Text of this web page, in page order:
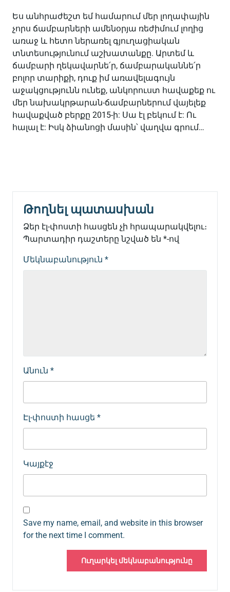
Ես անհրաժեշտ եմ համարում մեր լողափային
չորս ճամբարների ամենօրյա ռեժիմում լողից
առաջ և հետո ներառել գյուղացիական
տնտեսությունում աշխատանքը. Արտեմ և
ճամբարի ղեկավարնե՛ր, ճամբարականնե՛ր
բոլոր տարիքի, դուք իմ առավելագույն
աջակցությունն ունեք, անկորուստ հավաքեք ու
մեր նախակրթարան-ճամբարներում վայելեք
հավաքված բերքը 2015-ի: Սա էլ բեկում է: Ու
հալալ է: Իսկ ձիանոցի մասին՝ վաղվա գրում…
Թողնել պատասխան
Ձեր էլ-փոստի հասցեն չի հրապարակվելու։
Պարտադիր դաշտերը նշված են *-ով
Մեկնաբանություն *
Անուն *
Էլ-փոստի հասցե *
Կայքէջ
Save my name, email, and website in this browser
for the next time I comment.